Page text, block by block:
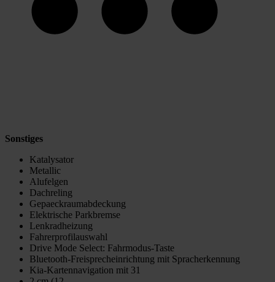
Sonstiges
Katalysator
Metallic
Alufelgen
Dachreling
Gepaeckraumabdeckung
Elektrische Parkbremse
Lenkradheizung
Fahrerprofilauswahl
Drive Mode Select: Fahrmodus-Taste
Bluetooth-Freisprecheinrichtung mit Spracherkennung
Kia-Kartennavigation mit 31